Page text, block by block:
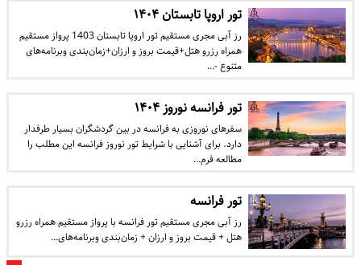
تور اروپا تابستان ۱۴۰۴
رز آبی مجری مستقیم تور اروپا تابستان 1403 پرواز مستقیم
همراه رزرو هتل+قیمت بروز و ارزان+زمان‌بندی وبرنامه‌های
متنوع -…
تور فرانسه نوروز ۱۴۰۴
سفرهای نوروزی به فرانسه در بین گردشگران بسیار طرفدار
دارد. برای آشنایی با شرایط تور نوروز فرانسه این مطلب را
مطالعه فرم…
تور فرانسه
رز آبی مجری مستقیم تور فرانسه با پرواز مستقیم همراه رزرو
هتل + قیمت بروز و ارزان + زمان‌بندی وبرنامه‌های…